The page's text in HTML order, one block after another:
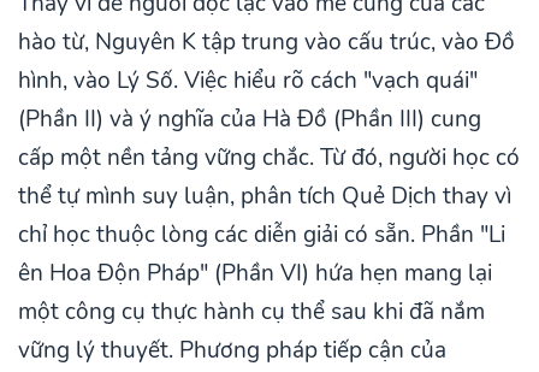
hào từ, Nguyên K tập trung vào cấu trúc, vào Đồ
hình, vào Lý Số. Việc hiểu rõ cách "vạch quái"
(Phần II) và ý nghĩa của Hà Đồ (Phần III) cung
cấp một nền tảng vững chắc. Từ đó, người học có
thể tự mình suy luận, phân tích Quẻ Dịch thay vì
chỉ học thuộc lòng các diễn giải có sẵn. Phần "Li
ên Hoa Độn Pháp" (Phần VI) hứa hẹn mang lại
một công cụ thực hành cụ thể sau khi đã nắm
vững lý thuyết. Phương pháp tiếp cận của